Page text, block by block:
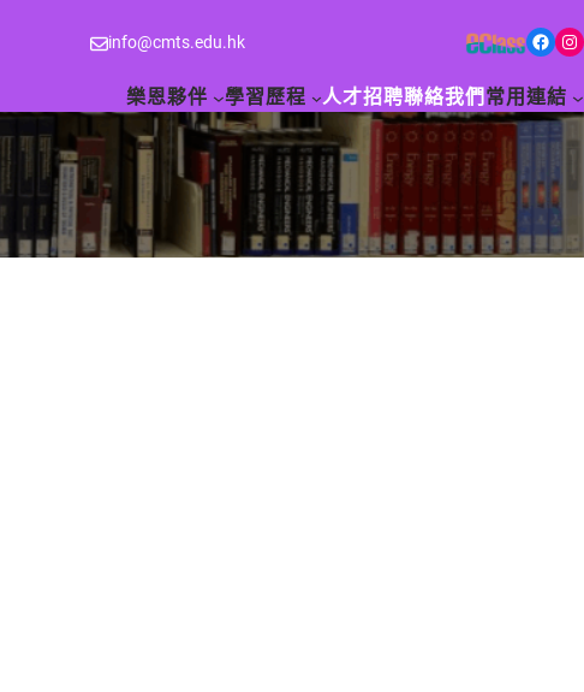
info@cmts.edu.hk Facebook Instagram
樂恩夥伴 學習歷程 人才招聘聯絡我們 常用連結